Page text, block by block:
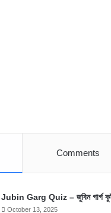
Comments
Jubin Garg Quiz – জুবিন গার্গ
October 13, 2025